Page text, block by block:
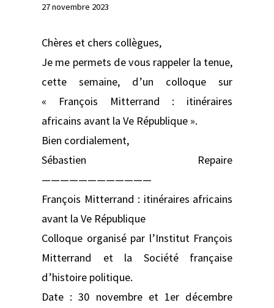
27 novembre 2023
Chères et chers collègues,
Je me permets de vous rappeler la tenue,
cette semaine, d’un colloque sur
« François Mitterrand : itinéraires
africains avant la Ve République ».
Bien cordialement,
Sébastien Repaire
————————————
François Mitterrand : itinéraires africains
avant la Ve République
Colloque organisé par l’Institut François
Mitterrand et la Société française
d’histoire politique.
Date : 30 novembre et 1er décembre